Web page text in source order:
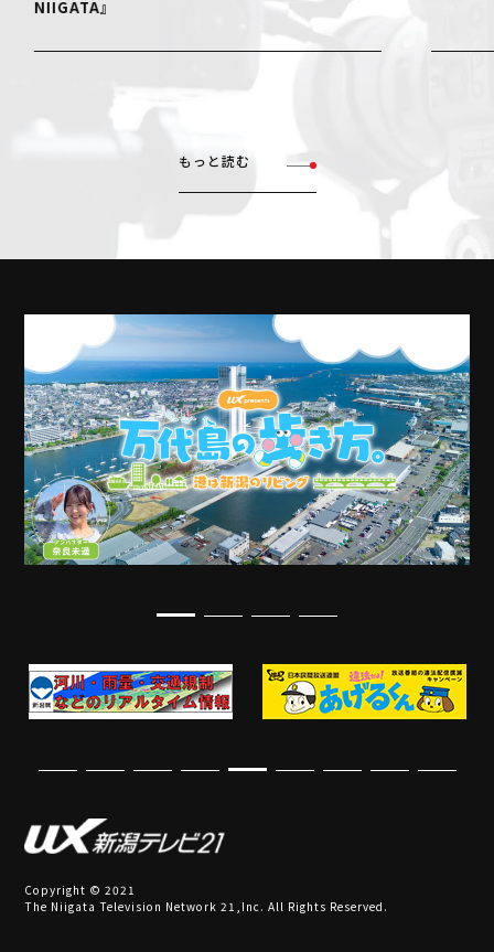
NIIGATA』
もっと読む
Copyright © 2021
The Niigata Television Network 21,Inc. All Rights Reserved.